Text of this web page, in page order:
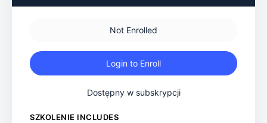
Not Enrolled
Login to Enroll
Dostępny w subskrypcji
SZKOLENIE INCLUDES